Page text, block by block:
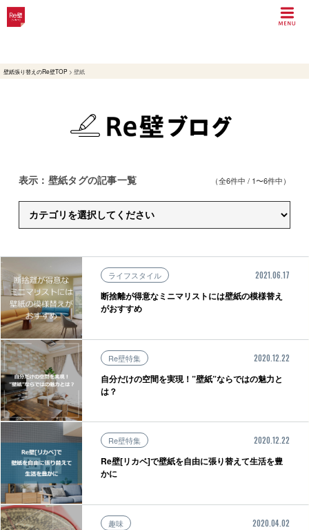
壁紙張り替えのRe壁TOP > 壁紙
表示：壁紙タグの記事一覧 （全6件中 / 1〜6件中）
ライフスタイル 2021.06.17
断捨離が得意なミニマリストには壁紙の模様替え
がおすすめ
Re壁特集 2020.12.22
自分だけの空間を実現！”壁紙”ならではの魅力と
は？
Re壁特集 2020.12.22
Re壁[リカベ]で壁紙を自由に張り替えて生活を豊
かに
趣味 2020.04.02